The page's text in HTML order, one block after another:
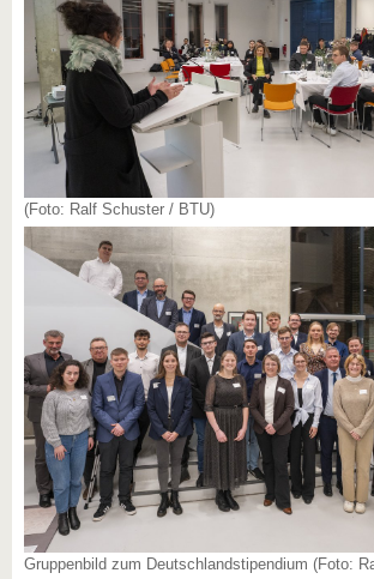
(Foto: Ralf Schuster / BTU)
Gruppenbild zum Deutschlandstipendium (Foto: